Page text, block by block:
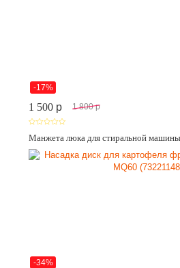
-17%
1 500 p 1 800 p
Манжета люка для стиральной
-34%